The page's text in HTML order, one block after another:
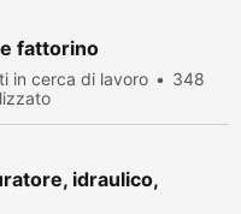
fattorino
in cerca di lavoro
348
idraulico,